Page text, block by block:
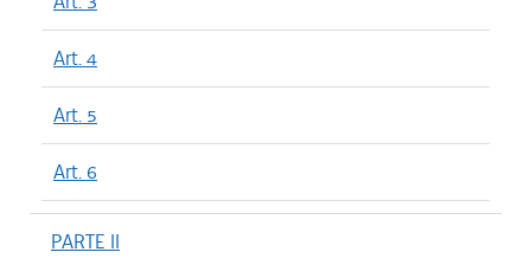
Art. 4
Art. 5
Art. 6
PARTE II